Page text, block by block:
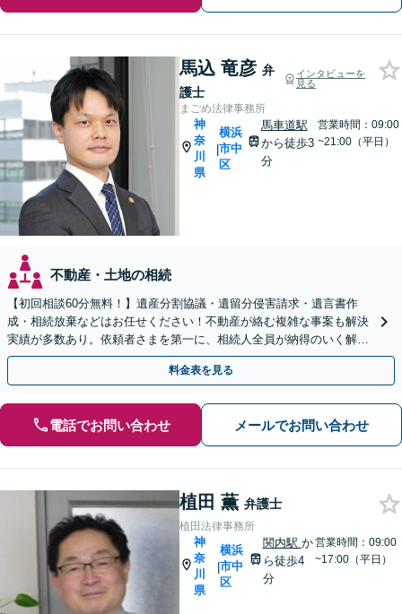
馬込 竜彦 弁
護士
インタビューを
見る
まごめ法律事務所
神
奈
川
県
|
横浜
市中
区
馬車道駅
から徒歩3
分
営業時間：09:00
~21:00（平日）
不動産・土地の相続
【初回相談60分無料！】遺産分割協議・遺留分侵害請求・遺言書作
成・相続放棄などはお任せください！不動産が絡む複雑な事案も解決
実績が多数あり。依頼者さまを第一に、相続人全員が納得のいく解決
を目指します【馬車道駅3分】
料金表を見る
電話でお問い合わせ メールでお問い合わせ
植田 薫 弁護士
植田法律事務所
神
奈
川
県
|
横浜
市中
区
関内駅 か
ら徒歩4
分
営業時間：09:00
~17:00（平日）